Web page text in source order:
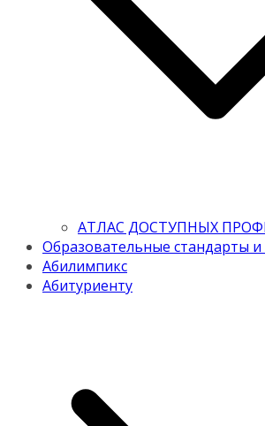
АТЛАС ДОСТУПНЫХ
Образовательные стандарты и
Абилимпикс
Абитуриенту